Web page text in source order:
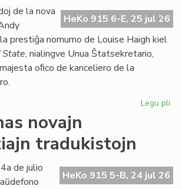
de
HeKo 915 6-E, 25 jul 26
de la nova
prestiĝa nomumo de Louise Haigh kiel
, nialingve Unua Ŝtatsekretario,
oﬁco de kanceliero de la
Legu pli
novajn
tradukistojn
HeKo 915 5-B, 24 jul 26
de julio